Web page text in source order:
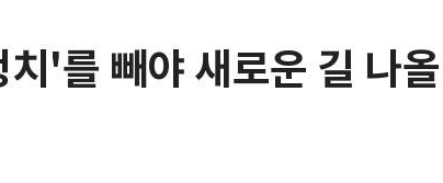
'를 빼야 새로운 길 나